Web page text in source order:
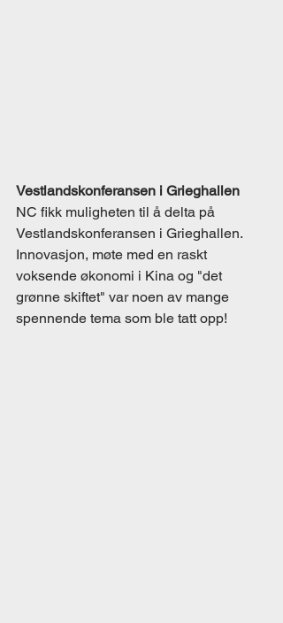
Vestlandskonferansen i Grieghallen
NC fikk muligheten til å delta på
Vestlandskonferansen i Grieghallen.
Innovasjon, møte med en raskt
voksende økonomi i Kina og "det
grønne skiftet" var noen av mange
spennende tema som ble tatt opp!